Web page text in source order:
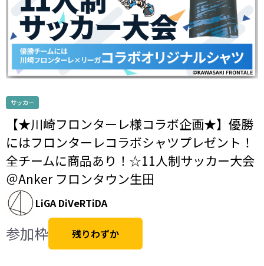
サッカー
【★川崎フロンターレ様コラボ企画★】優勝
にはフロンターレコラボシャツプレゼント！
全チームに商品あり！☆11人制サッカー大会
＠Anker フロンタウン生田
LiGA DiVeRTiDA
参加枠 残りわずか